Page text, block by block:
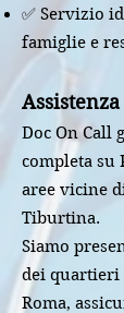
✅ Servizio
famiglie e
Doc On Call
completa su
aree vicine
Tiburtina.
Siamo
dei
Roma,